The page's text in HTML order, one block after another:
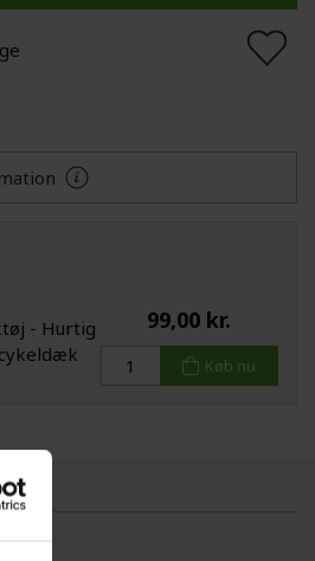
- Hurtig
99,00 kr.
Køb nu